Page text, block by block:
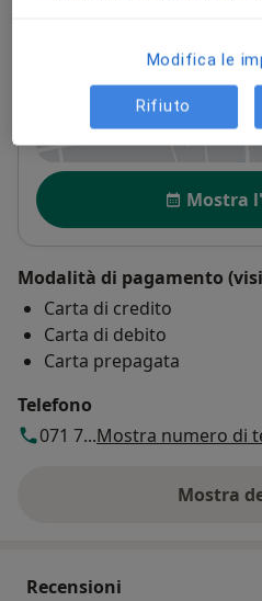
Via Industria, 1, Osimo
Disponibilità
Mostra
Modalità di pagamento
Carta di credito
Carta di debito
Carta prepagata
Telefono
071 7...Mostra numero di
Mostra
Recensioni
Modifica le
Rifiuto